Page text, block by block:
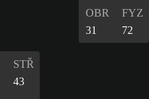
OBR
31
FYZ
72
STŘ
43